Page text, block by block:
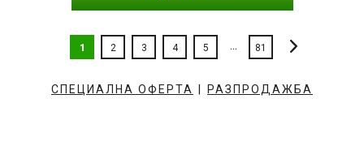
1 2 3 4 5 ... 81
СПЕЦИАЛНА ОФЕРТА РАЗПРОДАЖБА